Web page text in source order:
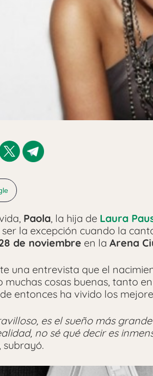
Paola, la hija de Laura
la excepción cuando la
de noviembre en la Arena
una entrevista que el
muchas cosas buenas, tanto
entonces ha vivido los
es el sueño más
no sé qué decir es
subrayó.